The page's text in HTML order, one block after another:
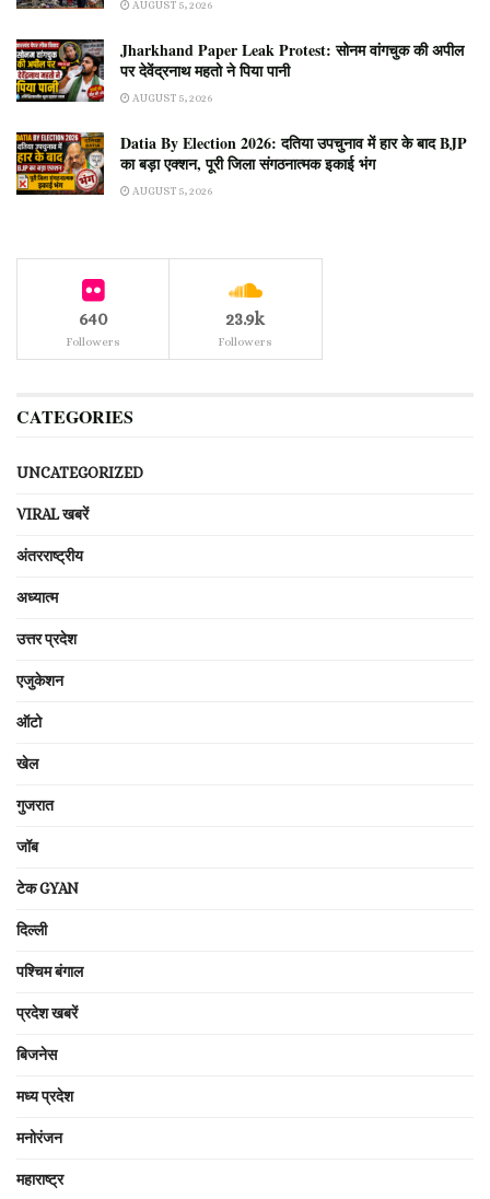
AUGUST 5, 2026
Jharkhand Paper Leak Protest: सोनम वांगचुक की अपील
पर देवेंद्रनाथ महतो ने पिया पानी
AUGUST 5, 2026
Datia By Election 2026: दतिया उपचुनाव में हार के बाद BJP
का बड़ा एक्शन, पूरी जिला संगठनात्मक इकाई भंग
AUGUST 5, 2026
640
Followers
23.9k
Followers
CATEGORIES
UNCATEGORIZED
VIRAL खबरें
अंतरराष्ट्रीय
अध्यात्म
उत्तर प्रदेश
एजुकेशन
ऑटो
खेल
गुजरात
जॉब
टेक GYAN
दिल्ली
पश्चिम बंगाल
प्रदेश खबरें
बिजनेस
मध्य प्रदेश
मनोरंजन
महाराष्ट्र